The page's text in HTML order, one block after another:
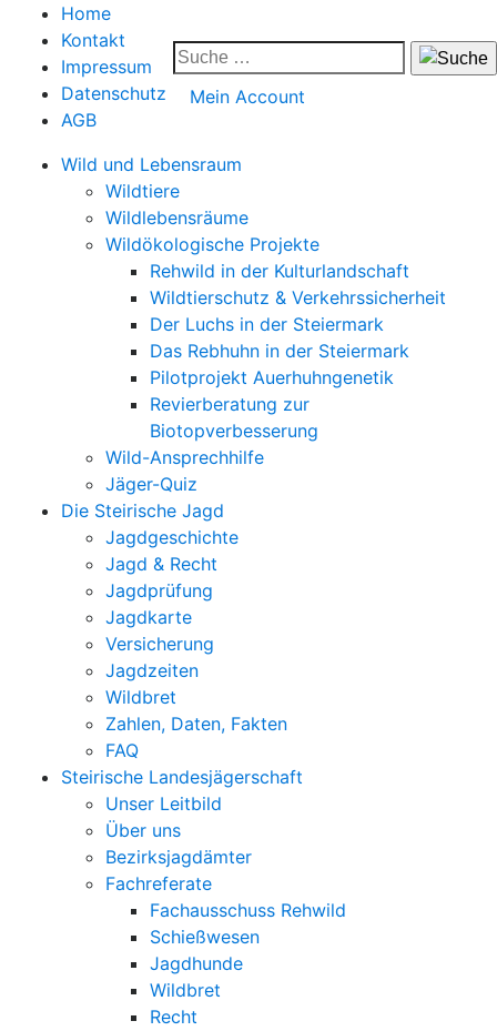
Home
Kontakt
Impressum
Datenschutz
AGB
Mein Account
Wild und Lebensraum
Wildtiere
Wildlebensräume
Wildökologische Projekte
Rehwild in der Kulturlandschaft
Wildtierschutz & Verkehrssicherheit
Der Luchs in der Steiermark
Das Rebhuhn in der Steiermark
Pilotprojekt Auerhuhngenetik
Revierberatung zur
Biotopverbesserung
Wild-Ansprechhilfe
Jäger-Quiz
Die Steirische Jagd
Jagdgeschichte
Jagd & Recht
Jagdprüfung
Jagdkarte
Versicherung
Jagdzeiten
Wildbret
Zahlen, Daten, Fakten
FAQ
Steirische Landesjägerschaft
Unser Leitbild
Über uns
Bezirksjagdämter
Fachreferate
Fachausschuss Rehwild
Schießwesen
Jagdhunde
Wildbret
Recht